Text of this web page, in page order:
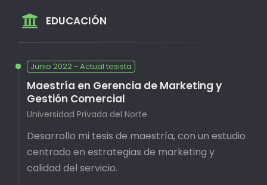
EDUCACIÓN
Junio 2022 - Actual tesista
Maestría en Gerencia de Marketing y
Gestión Comercial
Universidad Privada del Norte
Desarrollo mi tesis de maestría, con un estudio
centrado en estrategias de marketing y
calidad del servicio.